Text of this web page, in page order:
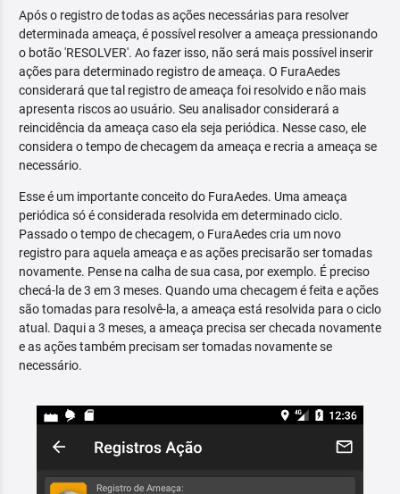
Após o registro de todas as ações necessárias para resolver
determinada ameaça, é possível resolver a ameaça pressionando
o botão 'RESOLVER'. Ao fazer isso, não será mais possível inserir
ações para determinado registro de ameaça. O FuraAedes
considerará que tal registro de ameaça foi resolvido e não mais
apresenta riscos ao usuário. Seu analisador considerará a
reincidência da ameaça caso ela seja periódica. Nesse caso, ele
considera o tempo de checagem da ameaça e recria a ameaça se
necessário.
Esse é um importante conceito do FuraAedes. Uma ameaça
periódica só é considerada resolvida em determinado ciclo.
Passado o tempo de checagem, o FuraAedes cria um novo
registro para aquela ameaça e as ações precisarão ser tomadas
novamente. Pense na calha de sua casa, por exemplo. É preciso
checá-la de 3 em 3 meses. Quando uma checagem é feita e ações
são tomadas para resolvê-la, a ameaça está resolvida para o ciclo
atual. Daqui a 3 meses, a ameaça precisa ser checada novamente
e as ações também precisam ser tomadas novamente se
necessário.